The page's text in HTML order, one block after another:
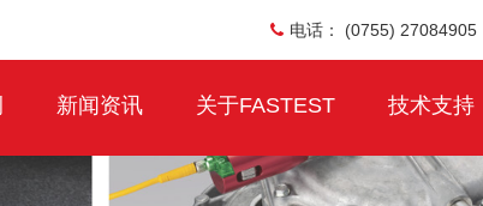
电话： (0755) 27084905
新闻资讯 关于FASTEST 技术支持